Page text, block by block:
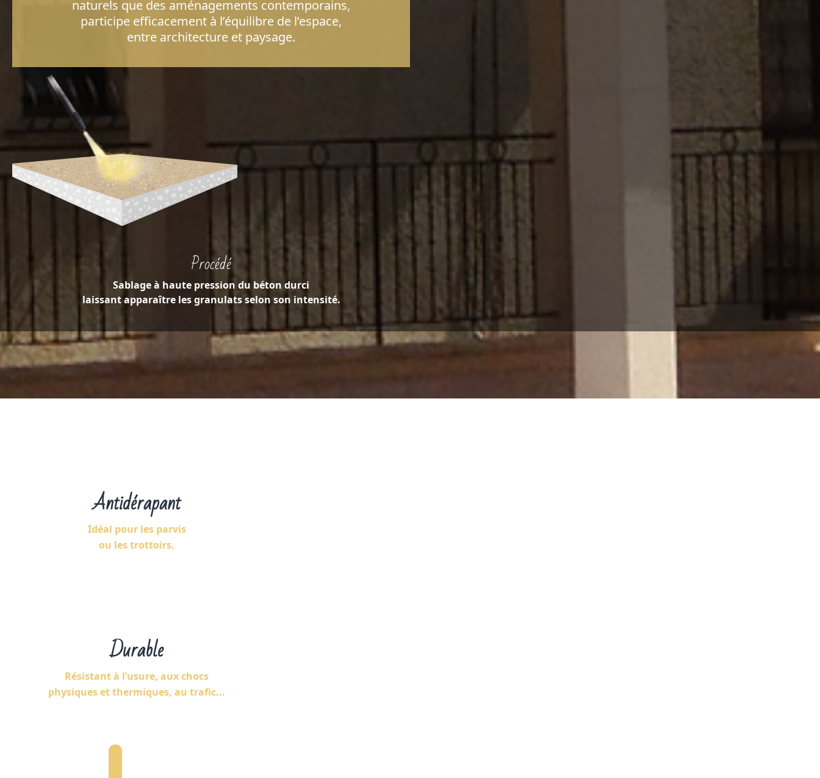
naturels que des aménagements contemporains,
participe efficacement à l’équilibre de l’espace,
entre architecture et paysage.
Procédé
Sablage à haute pression du béton durci
laissant apparaître les granulats selon son intensité.
Antidérapant
Idéal pour les parvis
ou les trottoirs.
Durable
Résistant à l’usure, aux chocs
physiques et thermiques, au trafic...